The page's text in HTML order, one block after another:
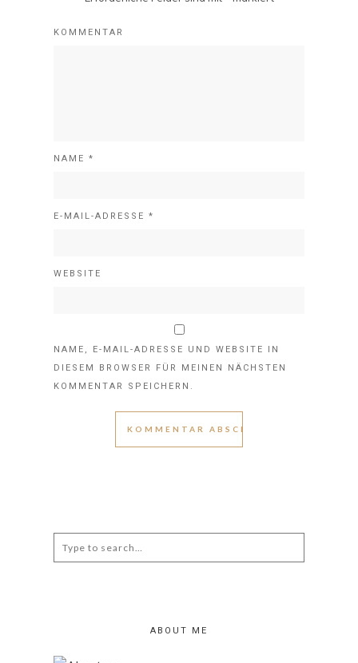
KOMMENTAR
NAME *
E-MAIL-ADRESSE *
WEBSITE
NAME, E-MAIL-ADRESSE UND WEBSITE IN
DIESEM BROWSER FÜR MEINEN NÄCHSTEN
KOMMENTAR SPEICHERN.
for:
ABOUT ME